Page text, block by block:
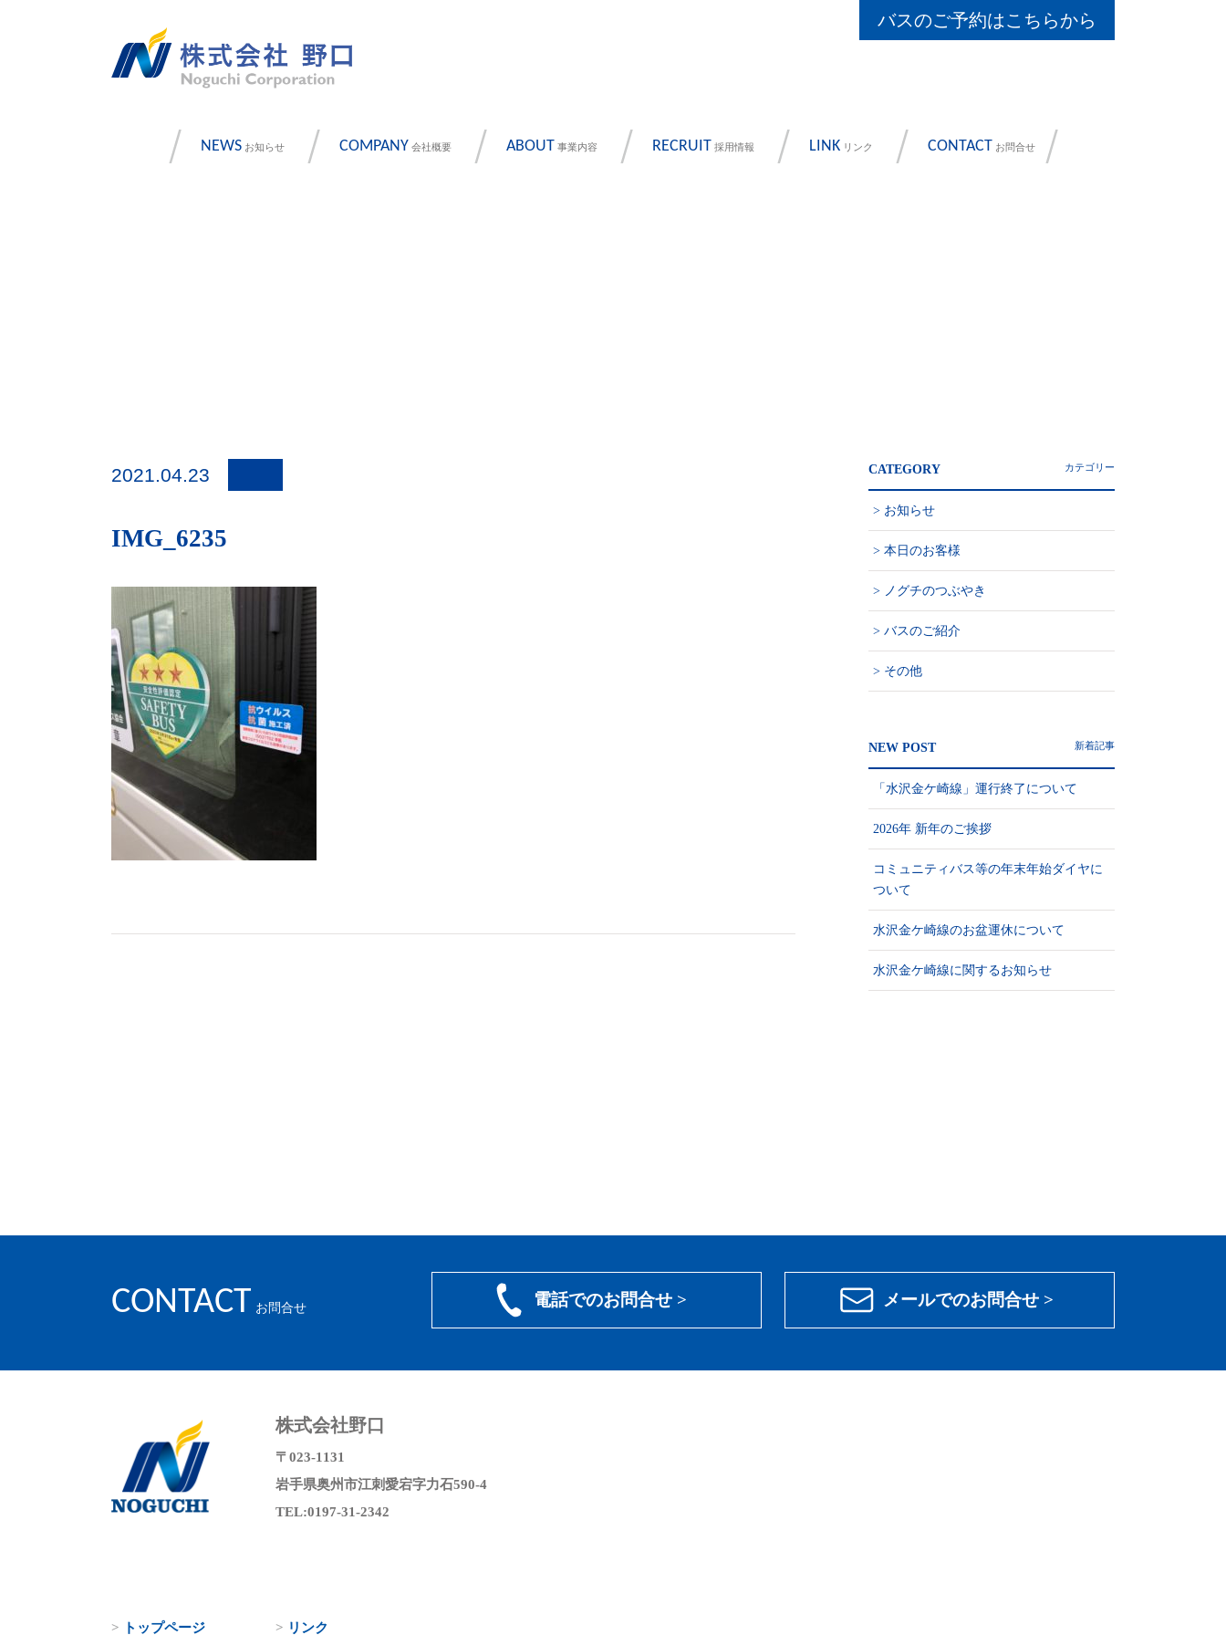
バスのご予約はこちらから
NEWSお知らせ COMPANY 会社概要 ABOUT 事業内容 RECRUIT 採用情報 LINKリンク CONTACT お問合せ
2021.04.23
IMG_6235
CATEGORY
お知らせ
本日のお客様
ノグチのつぶやき
バスのご紹介
その他
NEW POST
「水沢金ケ崎線」運行終了について
2026年 新年のご挨拶
コミュニティバス等の年末年始ダイヤに
ついて
水沢金ケ崎線のお盆運休について
水沢金ケ崎線に関するお知らせ
CONTACT お問合せ 電話でのお問合せ > メールでのお問合せ >
株式会社野口
〒023-1131
岩手県奥州市江刺愛宕字力石590-4
TEL:0197-31-2342
トップページ リンク